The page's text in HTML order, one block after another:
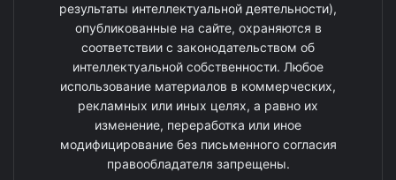
результаты интеллектуальной деятельности),
опубликованные на сайте, охраняются в
соответствии с законодательством об
интеллектуальной собственности. Любое
использование материалов в коммерческих,
рекламных или иных целях, а равно их
изменение, переработка или иное
модифицирование без письменного согласия
правообладателя запрещены.